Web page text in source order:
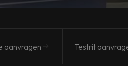
aanvragen Testrit